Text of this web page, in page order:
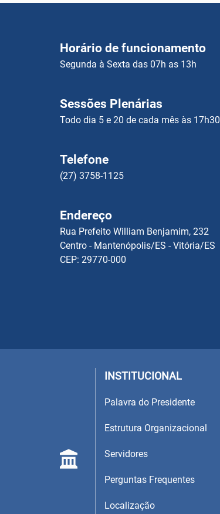
Horário de funcionamento
Segunda à Sexta das 07h as 13h
Sessões Plenárias
Todo dia 5 e 20 de cada mês às 17h30
Telefone
(27) 3758-1125
Endereço
Rua Prefeito William Benjamim, 232
Centro - Mantenópolis/ES - Vitória/ES
CEP: 29770-000
INSTITUCIONAL
Palavra do Presidente
Estrutura Organizacional
Servidores
Perguntas Frequentes
Localização